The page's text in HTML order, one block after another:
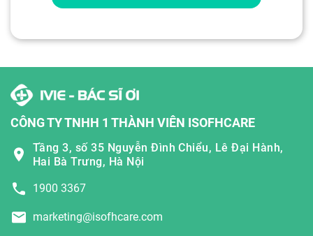
CÔNG TY TNHH 1 THÀNH VIÊN ISOFHCARE
Tầng 3, số 35 Nguyễn Đình Chiểu, Lê Đại Hành,
Hai Bà Trưng, Hà Nội
1900 3367
marketing@isofhcare.com